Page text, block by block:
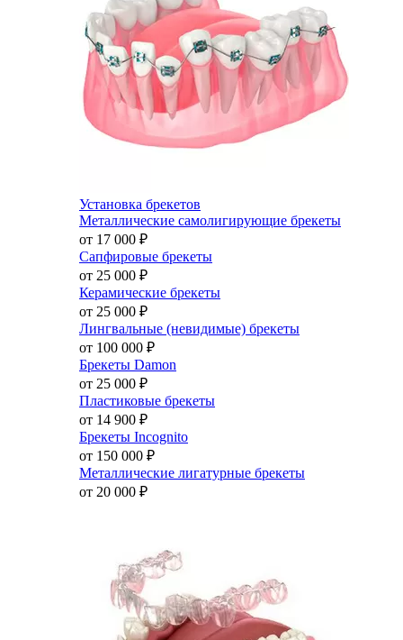
Установка брекетов
Металлические самолигирующие брекеты
от 17 000 ₽
Сапфировые брекеты
от 25 000 ₽
Керамические брекеты
от 25 000 ₽
Лингвальные (невидимые) брекеты
от 100 000 ₽
Брекеты Damon
от 25 000 ₽
Пластиковые брекеты
от 14 900 ₽
Брекеты Incognito
от 150 000 ₽
Металлические лигатурные брекеты
от 20 000 ₽